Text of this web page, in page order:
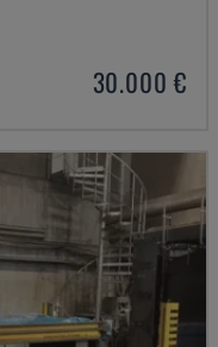
30.000 €